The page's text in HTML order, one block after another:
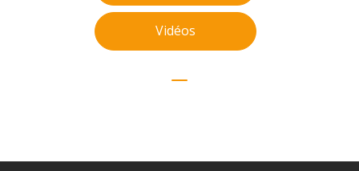
Vidéos